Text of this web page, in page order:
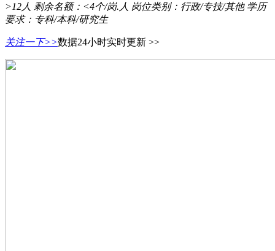
>12人 剩余名额： <4个/岗.人 岗位类别： 行政/专技/其他 学历
要求： 专科/本科/研究生
关注一下>>数据24小时实时更新 >>